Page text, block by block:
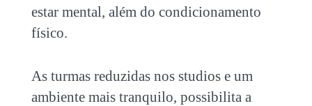
estar mental, além do condicionamento
físico.
As turmas reduzidas nos studios e um
ambiente mais tranquilo, possibilita a